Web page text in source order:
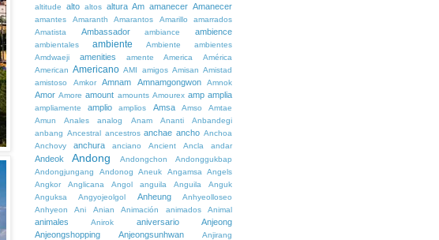
altitude
alto altos altura Am amanecer Amanecer
amantes Amaranth Amarantos Amarillo
amarrados
Amatista
Ambassador ambiance ambience
ambientales ambiente Ambiente
ambientes
Amdwaeji
amenities amente America
América
American Americano AMI amigos Amisan Amistad
amistoso
Amkor Amnam Amnamgongwon Amnok
Amor Amore amount amounts Amourex amp amplia
ampliamente amplio amplios Amsa Amso
Amtae
Amun
Anales analog Anam Ananti
Anbandegi
anbang Ancestral ancestros anchae ancho Anchoa
Anchovy
anchura anciano Ancient Ancla andar
Andeok Andong Andongchon
Andonggukbap
Andongjungang
Andonog Aneuk Angamsa
Angels
Angkor
Anglicana Angol anguila Anguila
Anguk
Anguksa
Angyojeolgol Anheung
Anhyeolloseo
Anhyeon
Ani Anian Animación animados Animal
animales Anirok aniversario
Anjeong
Anjeongshopping
Anjeongsunhwan
Anjirang